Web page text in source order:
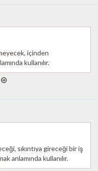
içinden
kullanılır.
sıkıntıya gireceği bir iş
anlamında kullanılır.